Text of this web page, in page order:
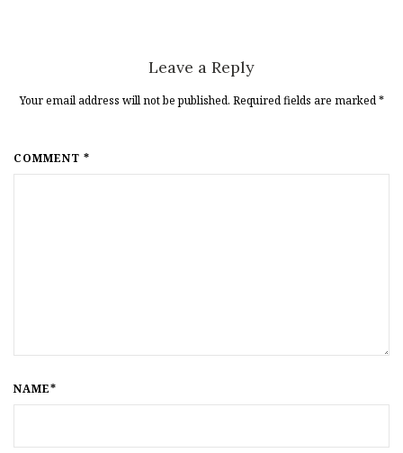
Leave a Reply
Your email address will not be published. Required fields are marked*
COMMENT *
NAME*